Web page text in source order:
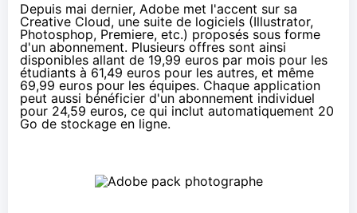
Depuis mai dernier, Adobe met l'accent sur sa
Creative Cloud, une suite de logiciels (Illustrator,
Photosphop, Premiere, etc.) proposés sous forme
d'un abonnement. Plusieurs offres sont ainsi
disponibles allant de 19,99 euros par mois pour les
étudiants à 61,49 euros pour les autres, et même
69,99 euros pour les équipes. Chaque application
peut aussi bénéficier d'un abonnement individuel
pour 24,59 euros, ce qui inclut automatiquement 20
Go de stockage en ligne.